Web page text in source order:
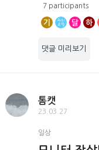
7 participants
기 달 하
댓글 미리보기
톰캣
23.03.27
일상